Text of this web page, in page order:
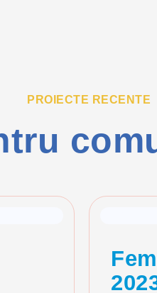
PROIECTE RECENTE